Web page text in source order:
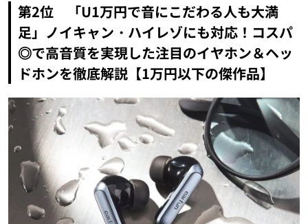
第2位 「U1万円で音にこだわる人も大満
足」ノイキャン・ハイレゾにも対応！コスパ
◎で高音質を実現した注目のイヤホン＆ヘッ
ドホンを徹底解説【1万円以下の傑作品】